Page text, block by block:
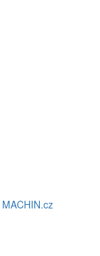
MACHIN.cz